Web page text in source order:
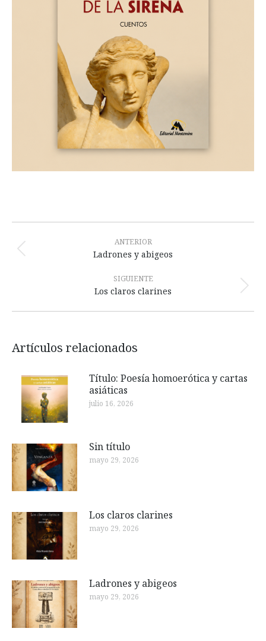
entre
publicaciones
ANTERIOR
Publicación
Ladrones y abigeos
SIGUIENTE
Publicación
Los claros clarines
Artículos relacionados
Título: Poesía homoerótica y cartas
asiáticas
julio 16, 2026
Sin título
mayo 29, 2026
Los claros clarines
mayo 29, 2026
Ladrones y abigeos
mayo 29, 2026